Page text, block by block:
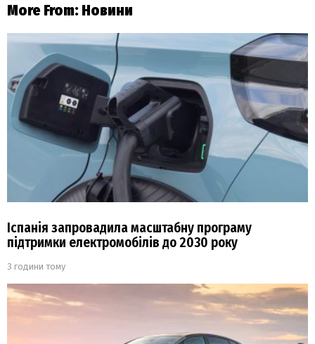
More From: Новини
Іспанія запровадила масштабну програму
підтримки електромобілів до 2030 року
3 години тому